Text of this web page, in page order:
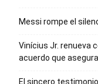
Messi rompe el
Vinícius Jr. renueva
acuerdo que
El sincero